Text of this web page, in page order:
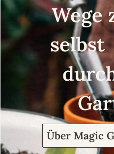
Wege
Über Magic